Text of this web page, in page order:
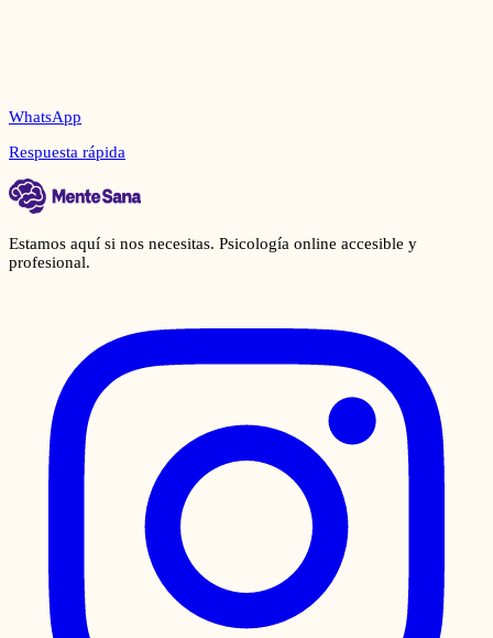
WhatsApp
Respuesta rápida
Estamos aquí si nos necesitas. Psicología online accesible y
profesional.